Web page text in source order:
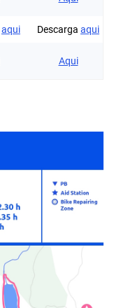
aqui Descarga aqui
Aqui